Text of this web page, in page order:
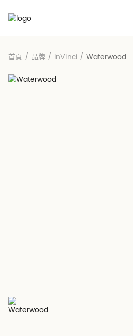
首頁 / 品牌 / inVinci / Waterwood